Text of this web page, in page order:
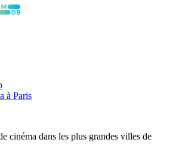
à Paris
cinéma dans les plus grandes villes de